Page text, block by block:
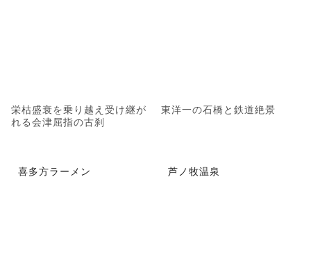
栄枯盛衰を乗り越え受け継が
れる会津屈指の古刹
東洋一の石橋と鉄道絶景
喜多方ラーメン 芦ノ牧温泉